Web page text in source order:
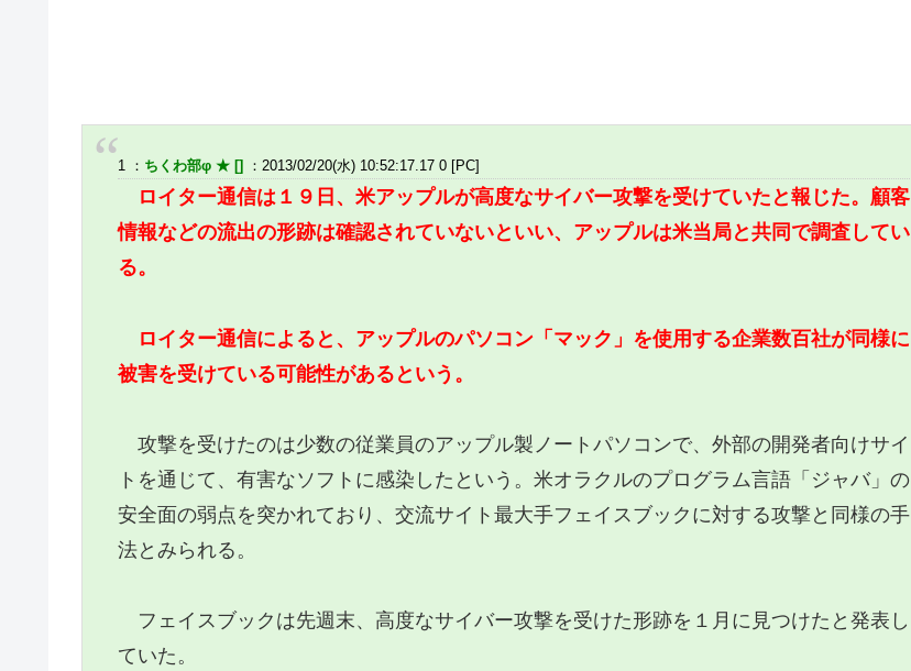
1 ： ちくわ部φ ★ [] ：2013/02/20(水) 10:52:17.17 0 [PC]
ロイター通信は１９日、米アップルが高度なサイバー攻撃を受けていたと報じた。顧客
情報などの流出の形跡は確認されていないといい、アップルは米当局と共同で調査してい
る。
ロイター通信によると、アップルのパソコン「マック」を使用する企業数百社が同様に
被害を受けている可能性があるという。
攻撃を受けたのは少数の従業員のアップル製ノートパソコンで、外部の開発者向けサイ
トを通じて、有害なソフトに感染したという。米オラクルのプログラム言語「ジャバ」の
安全面の弱点を突かれており、交流サイト最大手フェイスブックに対する攻撃と同様の手
法とみられる。
フェイスブックは先週末、高度なサイバー攻撃を受けた形跡を１月に見つけたと発表し
ていた。